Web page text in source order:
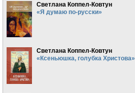
Светлана Коппел-Ковтун
«Я думаю по-русски»
Светлана Коппел-Ковтун
«Ксеньюшка, голубка Христова»